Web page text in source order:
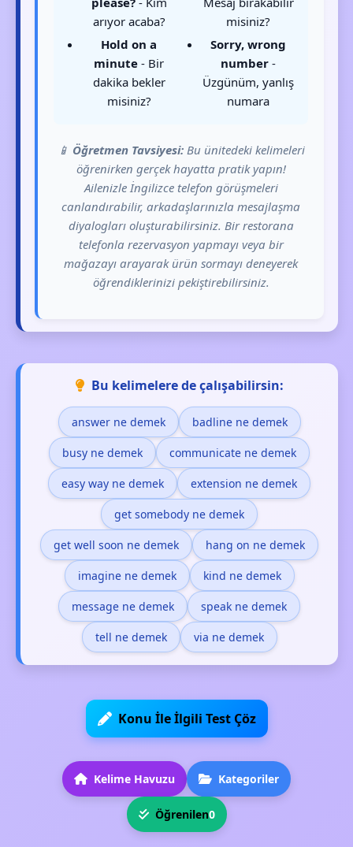
arıyor acaba?
Hold on a
minute - Bir
dakika bekler
misiniz?
misiniz?
Sorry, wrong
number -
Üzgünüm, yanlış
numara
📱 Öğretmen Tavsiyesi:Bu ünitedeki kelimeleri
öğrenirken gerçek hayatta pratik yapın!
Ailenizle İngilizce telefon görüşmeleri
canlandırabilir, arkadaşlarınızla mesajlaşma
diyalogları oluşturabilirsiniz. Bir restorana
telefonla rezervasyon yapmayı veya bir
mağazayı arayarak ürün sormayı deneyerek
öğrendiklerinizi pekiştirebilirsiniz.
Bu kelimelere de çalışabilirsin:
answer ne demek badline ne demek
busy ne demek communicate ne demek
easy way ne demek extension ne demek
get somebody ne demek
get well soon ne demek hang on ne demek
imagine ne demek kind ne demek
message ne demek speak ne demek
tell ne demek via ne demek
Konu İle İlgili Test Çöz
Kelime Havuzu Kategoriler
Öğrenilen0